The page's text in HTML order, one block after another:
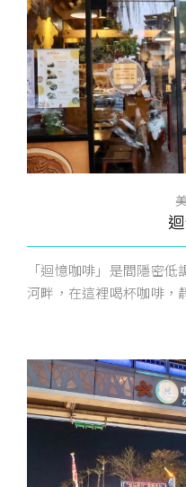
「迴憶咖啡」是間隱密
河畔，在這裡喝杯咖啡，